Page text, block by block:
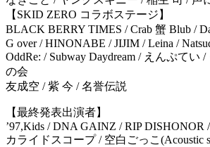
【SKID ZERO コラボステージ】
BLACK BERRY TIMES / Crab 蟹 Blub /
G over / HINONABE / JIJIM / Leina /
OddRe: / Subway Daydream / えんぷてい
の会
友成空 / 紫 今 / 名誉伝説
【最終発表出演者】
’97,Kids / DNA GAINZ / RIP DISHONOR
カライドスコープ / 空白ごっこ(Acoustic